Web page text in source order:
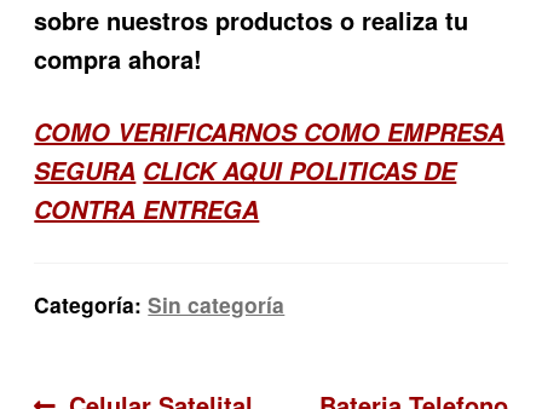
sobre nuestros productos o realiza tu
compra ahora!
COMO VERIFICARNOS COMO EMPRESA
SEGURA CLICK AQUI POLITICAS DE
CONTRA ENTREGA
Categoría:Sin categoría